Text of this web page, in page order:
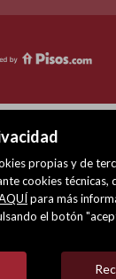
propias y de
cookies técnicas,
para más
el botón